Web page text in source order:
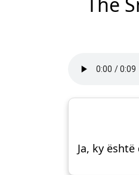
Ja, ky